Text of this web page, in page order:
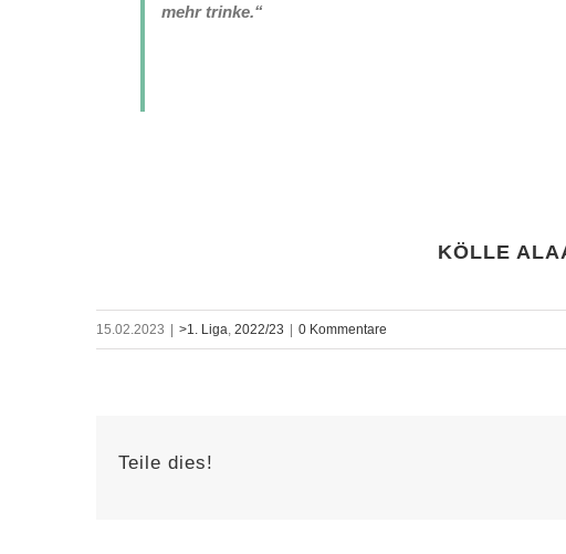
mehr trinke.“
KÖLLE
15.02.2023 | >1. Liga 2022/23 | 0 Kommentare
Teile dies!